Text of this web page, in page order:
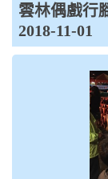
雲林偶戲行
2018-11-01